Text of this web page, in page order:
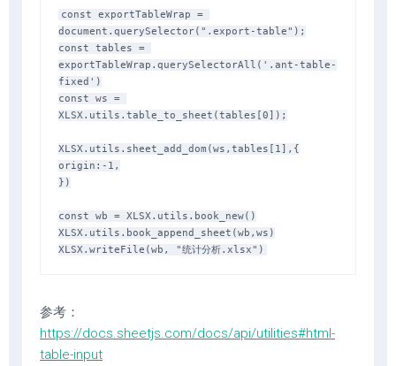
const exportTableWrap =
document.querySelector(".export-table");
const tables =
exportTableWrap.querySelectorAll('.ant-table-
fixed')
const ws =
XLSX.utils.table_to_sheet(tables[0]);
XLSX.utils.sheet_add_dom(ws,tables[1],{
origin:-1,
})
const wb = XLSX.utils.book_new()
XLSX.utils.book_append_sheet(wb,ws)
参考：
https://docs.sheetjs.com/docs/api/utilities#html-
table-input